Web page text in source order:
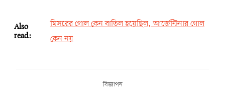
Also
read:
মিসরের গোল কেন বাতিল হয়েছিল, আর্জেন্টিনার গোল
কেন নয়
বিজ্ঞাপন